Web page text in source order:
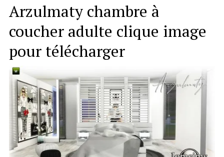
Arzulmaty chambre à
coucher adulte clique image
pour télécharger